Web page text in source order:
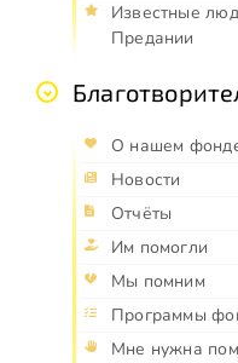
Известные
Предании
О нашем
Новости
Отчёты
Им помогли
Мы помним
Программы
Мне нужна